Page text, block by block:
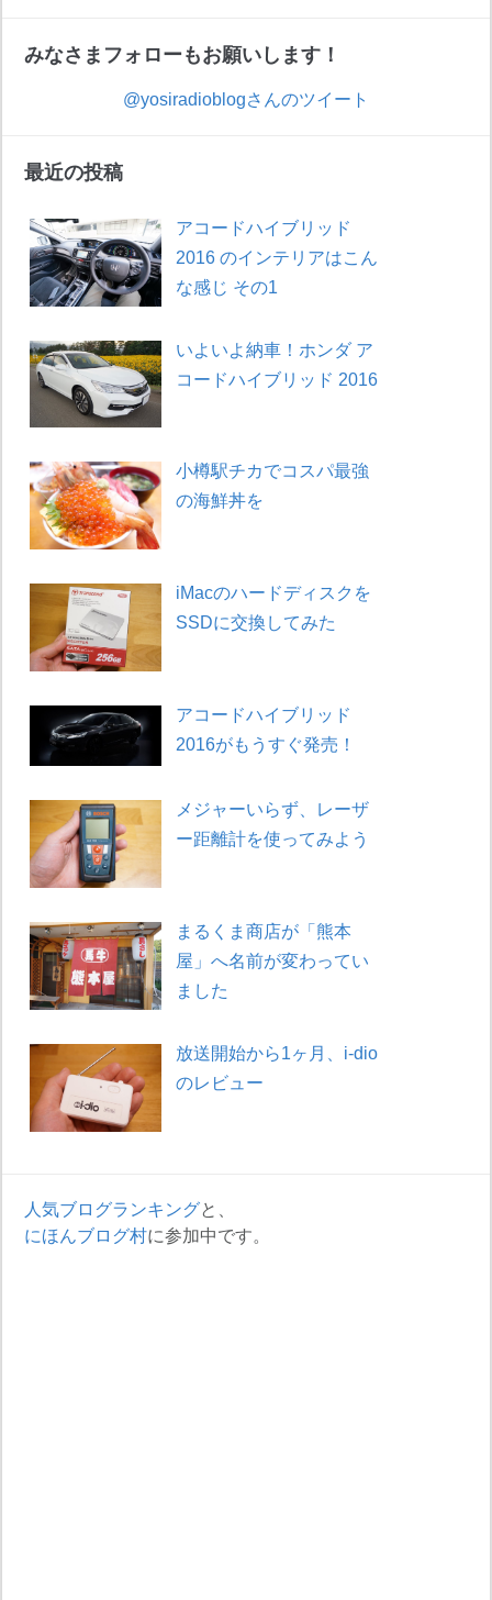
みなさまフォローもお願いします！
@yosiradioblogさんのツイート
最近の投稿
アコードハイブリッド
2016 のインテリアはこん
な感じ その1
いよいよ納車！ホンダ ア
コードハイブリッド 2016
小樽駅チカでコスパ最強
の海鮮丼を
iMacのハードディスクを
SSDに交換してみた
アコードハイブリッド
2016がもうすぐ発売！
メジャーいらず、レーザ
ー距離計を使ってみよう
まるくま商店が「熊本
屋」へ名前が変わってい
ました
放送開始から1ヶ月、i-dio
のレビュー
人気ブログランキングと、
にほんブログ村に参加中です。